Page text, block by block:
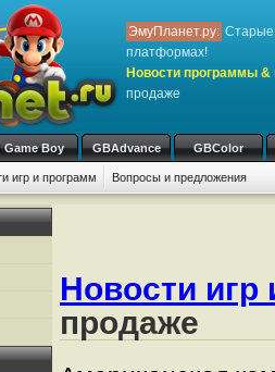
ЭмуПланет.ру: Старые
платформах!
Новости программы &
продаже
Game Boy GBAdvance GBColor
игр и программ Вопросы и предложения
Новости игр
продаже